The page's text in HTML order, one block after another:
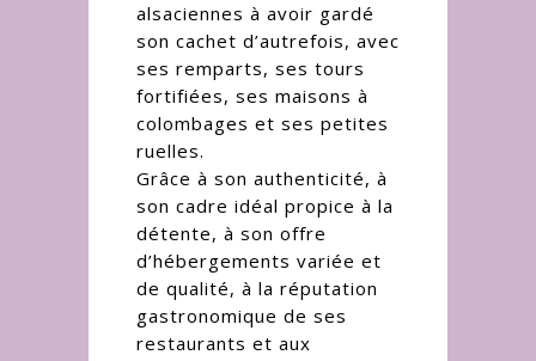
alsaciennes à avoir gardé
son cachet d’autrefois, avec
ses remparts, ses tours
fortifiées, ses maisons à
colombages et ses petites
ruelles.
Grâce à son authenticité, à
son cadre idéal propice à la
détente, à son offre
d’hébergements variée et
de qualité, à la réputation
gastronomique de ses
restaurants et aux